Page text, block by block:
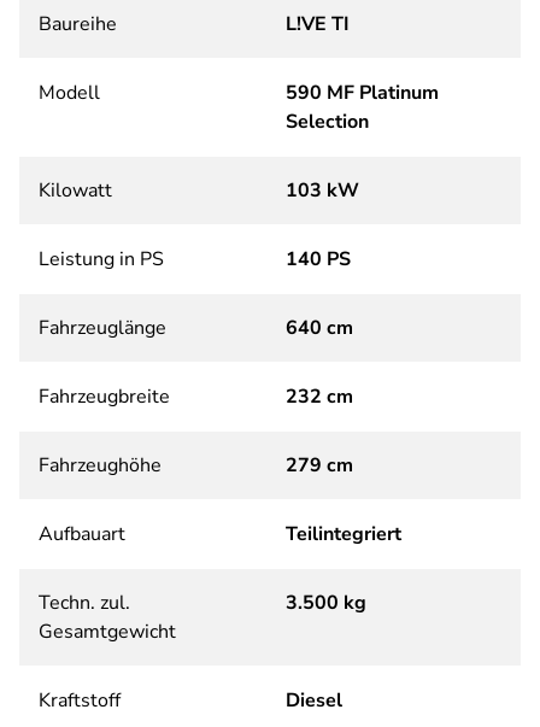
Baureihe L!VE TI
Modell
590 MF Platinum
Selection
Kilowatt 103 kW
Leistung in PS 140 PS
Fahrzeuglänge 640 cm
Fahrzeugbreite 232 cm
Fahrzeughöhe 279 cm
Aufbauart Teilintegriert
Techn. zul.
Gesamtgewicht
3.500 kg
Kraftstoff Diesel